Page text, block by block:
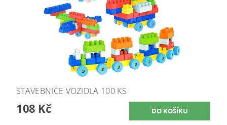
STAVEBNICE VOZIDLA 100 KS
108 Kč